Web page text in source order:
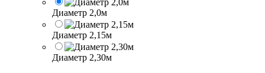
Диаметр 2,0м
Диаметр 2,15м
Диаметр 2,30м